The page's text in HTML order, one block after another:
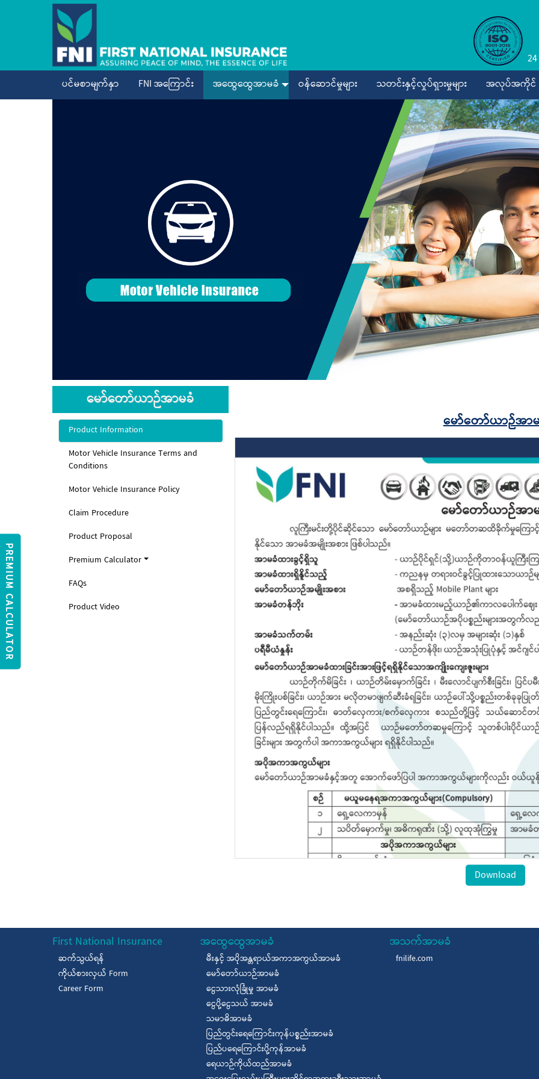
ပင်မစာမျက်နှာ
FNI အကြောင်း အထွေထွေအာမခံ ဝန်ဆောင်မှုများ သတင်းနှင့်လှုပ်ရှားမှုများ အလုပ်အကိုင်
PREMIUM CALCULATOR
မော်တော်ယာဉ်အာမခံ
Product Information
Motor Vehicle Insurance Terms and
Conditions
Motor Vehicle Insurance Policy
Claim Procedure
Product Proposal
Premium Calculator
FAQs
Product Video
မော်တော်ယာဉ်အာ
Download
First National Insurance
ဆက်သွယ်ရန်
ကိုယ်စားလှယ် Form
Career Form
အထွေထွေအာမခံ
မီးနှင့် အပိုအန္တရာယ်အကာအကွယ်အာမခံ
မော်တော်ယာဉ်အာမခံ
ငွေသားလုံခြုံမှု အာမခံ
ငွေပို့ငွေသယ် အာမခံ
သမာဓိအာမခံ
ပြည်တွင်းရေကြောင်းကုန်ပစ္စည်းအာမခံ
ပြည်ပရေကြောင်းပို့ကုန်အာမခံ
ရေယာဉ်ကိုယ်ထည်အာမခံ
အသက်အာမခံ
fnilife.com